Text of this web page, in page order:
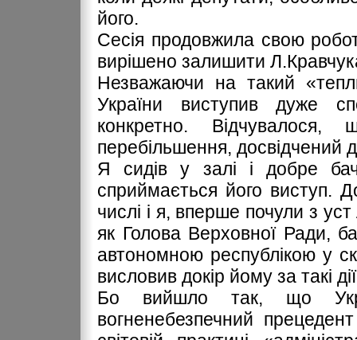
його.
Сесія продовжила свою
вирішено залишити
Незважаючи на такий
України виступив дуже
конкретно.
перебільшення, досвідчений
Я сидів у залі і добре
сприймається його виступ.
числі і я, вперше почули з
як Голова Верховної Ради,
автономною республікою у
висловив докір йому за такі
Бо вийшло так, що
вогненебезпечний